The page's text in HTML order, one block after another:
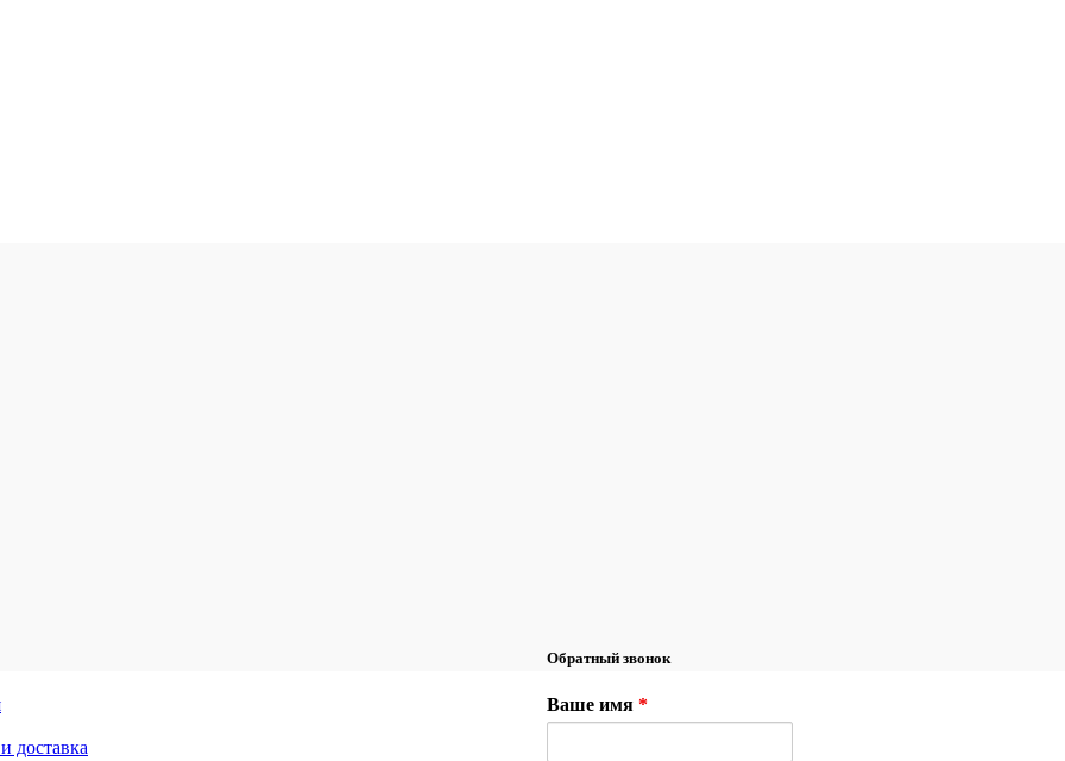
доставка
Обратный звонок
Ваше имя*